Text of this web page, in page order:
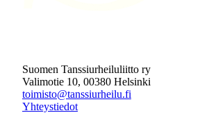
Suomen Tanssiurheiluliitto ry
Valimotie 10, 00380 Helsinki
toimisto@tanssiurheilu.fi
Yhteystiedot